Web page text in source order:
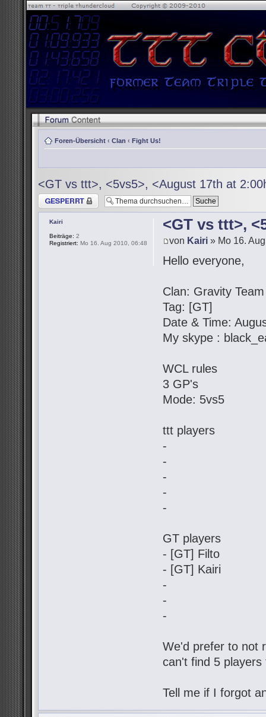
Foren-Übersicht ‹ Clan ‹ Fight Us!
<GT vs ttt>, <5vs5>, <August 17th at
Thema gesperrt
<GT vs ttt>,
von Kairi » Mo 16.
Hello everyone,
Clan: Gravity Team
Tag: [GT]
Date & Time:
My skype :
WCL rules
3 GP's
Mode: 5vs5
ttt players
-
-
-
-
-
GT players
- [GT] Filto
- [GT] Kairi
-
-
-
We'd prefer to not
can't find 5
Tell me if I forgot
Kairi
Beiträge: 2
Registriert: Mo 16. Aug 2010, 06:48